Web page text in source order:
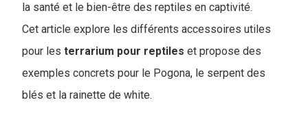
la santé et le bien-être des reptiles en captivité.
Cet article explore les différents accessoires utiles
pour les terrarium pour reptiles et propose des
exemples concrets pour le Pogona, le serpent des
blés et la rainette de white.